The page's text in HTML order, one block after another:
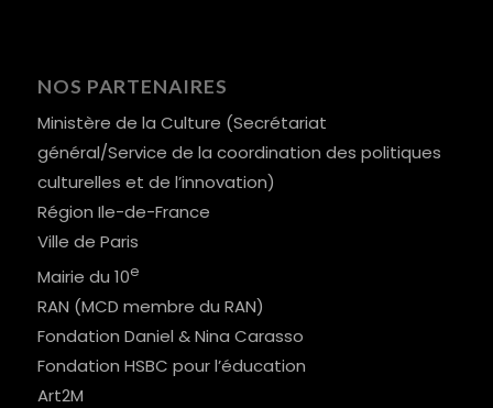
NOS PARTENAIRES
Ministère de la Culture (Secrétariat
général/Service de la coordination des politiques
culturelles et de l’innovation)
Région Ile-de-France
Ville de Paris
Mairie du 10e
RAN (MCD membre du RAN)
Fondation Daniel & Nina Carasso
Fondation HSBC pour l’éducation
Art2M